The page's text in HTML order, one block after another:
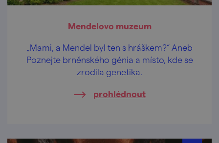
Mendelovo muzeum
„Mami, a Mendel byl ten s hráškem?“ Aneb
Poznejte brněnského génia a místo, kde se
zrodila genetika.
prohlédnout